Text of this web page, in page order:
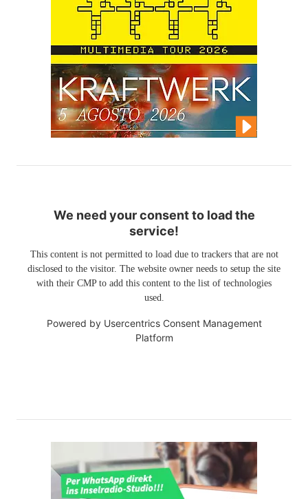
We need your consent to load the
service!
This content is not permitted to load due to trackers that are not
disclosed to the visitor. The website owner needs to setup the site
with their CMP to add this content to the list of technologies
used.
Powered by Usercentrics Consent Management
Platform